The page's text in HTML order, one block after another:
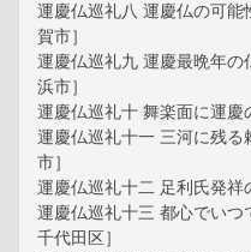
運慶仏巡礼八 運慶仏の可
賀市］
運慶仏巡礼九 運慶最晩年
浜市］
運慶仏巡礼十 舞楽面に運慶
運慶仏巡礼十一 三河に残
市］
運慶仏巡礼十二 足利氏発祥
運慶仏巡礼十三 都心でい
千代田区］